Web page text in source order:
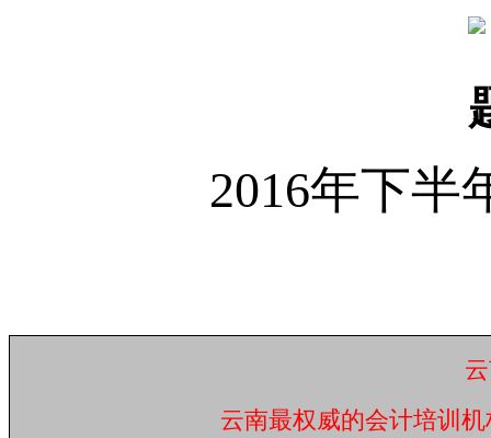
2016年下半
云南最权威的会计培训机